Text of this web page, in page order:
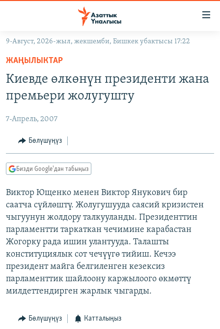
Навигацияга
өтүңүз
Издөөгө
салыңыз
ЭКОНОМИКА
МАДАНИЯТ
ДҮЙНӨ
БОРБОР АЗИЯ
УКРАИНА
АТАЙЫН ИЛИКТӨӨ
ТВ ПРОГРАММАЛАР
ЭКСПЕРТТЕР ТАЛДАЙТ
БИЗ ЖАНА ДҮЙНӨ
ДАНИСТЕ
ЭЖЕ-СИҢДИЛЕР
АЗАТТЫК+
ЫҢГАЙСЫЗ СУРООЛОР
ӨЗГӨЧӨ ПИКИР
Русский
ОНЛАЙН ШЕРИНЕ
ЭЕ/АРнун бардык сайттары
9-Август, 2026-жыл, жекшемби, Бишкек убактысы 17:22
ЖАҢЫЛЫКТАР
Киевде өлкөнүн президенти жана
премьери жолугушту
7-Апрель, 2007
Бөлүшүңүз
Бизди Google'дан табыңыз
Виктор Ющенко менен Виктор Янукович бир
саатча сүйлөштү. Жолугушууда саясий кризистен
чыгуунун жолдору талкууланды. Президенттин
парламентти таркаткан чечимине карабастан
Жогорку рада ишин улантууда. Талашты
конституциялык сот чечүүгө тийиш. Кечээ
президент майга белгиленген кезексиз
парламенттик шайлоону каржылоого өкмөттү
милдеттендирген жарлык чыгарды.
Бөлүшүңүз Катталыңыз